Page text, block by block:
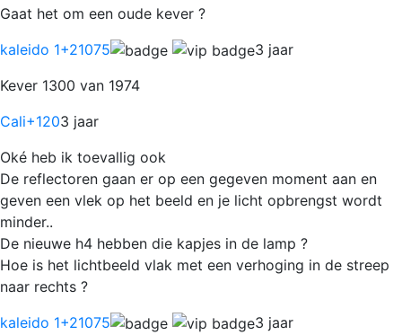
Gaat het om een oude kever ?
kaleido 1+21075
3 jaar
Kever 1300 van 1974
Cali+1203 jaar
Oké heb ik toevallig ook
De reflectoren gaan er op een gegeven moment aan en
geven een vlek op het beeld en je licht opbrengst wordt
minder..
De nieuwe h4 hebben die kapjes in de lamp ?
Hoe is het lichtbeeld vlak met een verhoging in de streep
naar rechts ?
kaleido 1+21075
3 jaar